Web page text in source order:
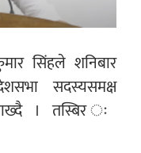
र नेपालबीचको निकै
साझेदारीको एक
श्रीवास्तव
सिंहले शनिबार
सदस्यसमक्ष
। तस्बिर ः